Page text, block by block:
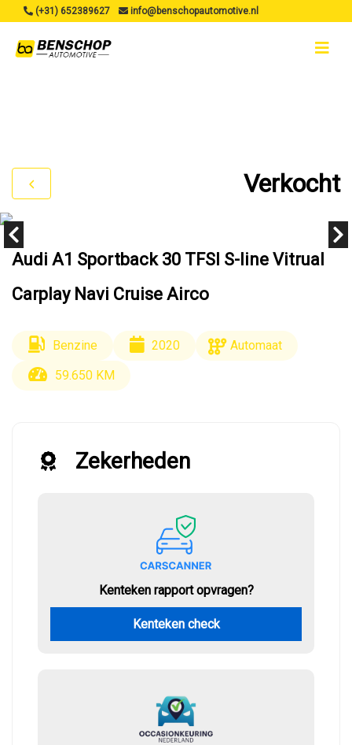
(+31) 652389627 info@benschopautomotive.nl
Verkocht
Audi A1 Sportback 30 TFSI S-line Vitrual
Carplay Navi Cruise Airco
Benzine 2020
Automaat
59.650 KM
Zekerheden
Kenteken rapport opvragen?
Kenteken check